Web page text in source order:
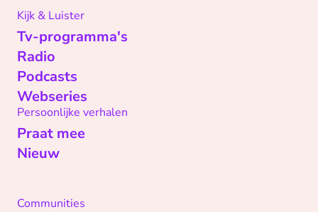
Kijk & Luister
Tv-programma's
Radio
Podcasts
Webseries
Persoonlijke verhalen
Praat mee
Nieuw
Communities